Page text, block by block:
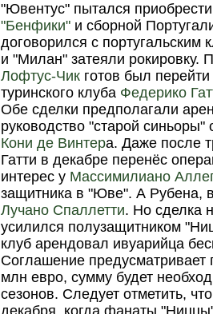
"Ювентус" пытался
"Бенфики" и сборной
договорился с
и "Милан" затеяли рокировку.
Лофтус-Чик готов был
туринского клуба Федерико
Обе сделки предполагали
руководство "старой синьоры"
Кони де Винтера. Даже после
Гатти в декабре перенёс
интерес у Массимилиано
защитника в "Юве". А Рубена,
Лучано Спаллетти. Но сделка
усилился полузащитником
клуб арендовал ивуарийца
Соглашение предусматривает
млн евро, сумму будет
сезонов. Следует отметить,
декабря, когда фанаты